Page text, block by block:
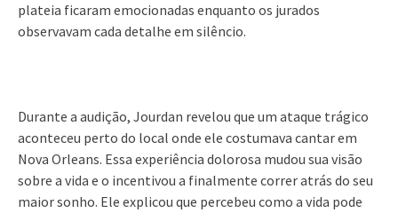
plateia ficaram emocionadas enquanto os jurados
observavam cada detalhe em silêncio.
Durante a audição, Jourdan revelou que um ataque trágico
aconteceu perto do local onde ele costumava cantar em
Nova Orleans. Essa experiência dolorosa mudou sua visão
sobre a vida e o incentivou a finalmente correr atrás do seu
maior sonho. Ele explicou que percebeu como a vida pode